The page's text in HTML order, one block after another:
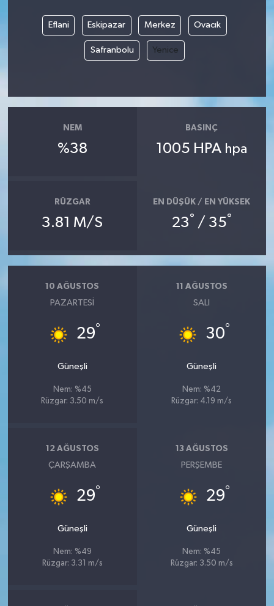
Eflani Eskipazar Merkez Ovacık
Safranbolu Yenice
NEM
%38
BASINÇ
1005 HPA hpa
RÜZGAR
3.81 M/S
EN DÜŞÜK / EN YÜKSEK
23° / 35°
10 AĞUSTOS
PAZARTESI
29°
Güneşli
Nem: %45
Rüzgar: 3.50 m/s
11 AĞUSTOS
SALI
30°
Güneşli
Nem: %42
Rüzgar: 4.19 m/s
12 AĞUSTOS
ÇARŞAMBA
29°
Güneşli
Nem: %49
Rüzgar: 3.31 m/s
13 AĞUSTOS
PERŞEMBE
29°
Güneşli
Nem: %45
Rüzgar: 3.50 m/s